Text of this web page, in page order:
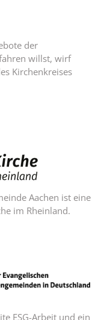
der
willst, wirf
Kirchenkreises
Aachen ist eine
im Rheinland.
ESG-Arbeit und ein